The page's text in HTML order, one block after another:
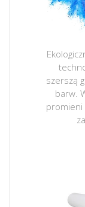
szerszą
barw.
promieni